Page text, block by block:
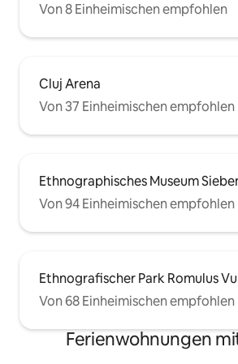
Von 8 Einheimischen empfohlen
Cluj Arena
Von 37 Einheimischen empfohlen
Ethnographisches Museum
Von 94 Einheimischen empfohlen
Ethnografischer Park Romulus
Von 68 Einheimischen empfohlen
Ferienwohnungen